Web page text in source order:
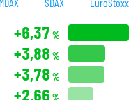
+6,37 %
+3,88 %
+3,78 %
+2,66 %